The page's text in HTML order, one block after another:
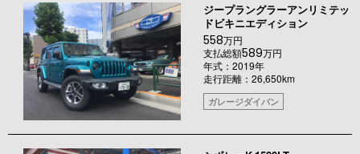
ジープラングラーアンリミテッ
ドビキニエディション
558万円
支払総額589万円
年式：2019年
走行距離：26,650km
ガレージダイバン